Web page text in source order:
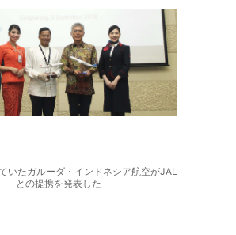
いたガルーダ・インドネシア航空がJAL
との提携を発表した